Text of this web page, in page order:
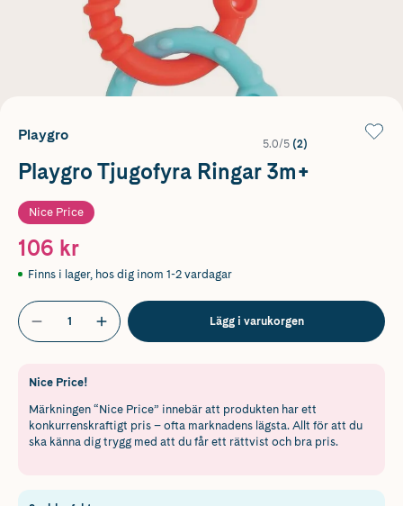
Playgro
5.0/5 (2)
Playgro Tjugofyra Ringar 3m+
Nice Price
106 kr
Finns i lager, hos dig inom 1-2 vardagar
Lägg i varukorgen
Nice Price!
Märkningen “Nice Price” innebär att produkten har ett
konkurrenskraftigt pris – ofta marknadens lägsta. Allt för att du
ska känna dig trygg med att du får ett rättvist och bra pris.